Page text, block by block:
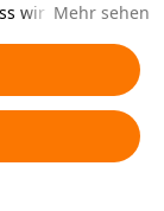
wir und die
Gerät
ablehnen“
welche
möchten,
klicken.
Mehr sehen